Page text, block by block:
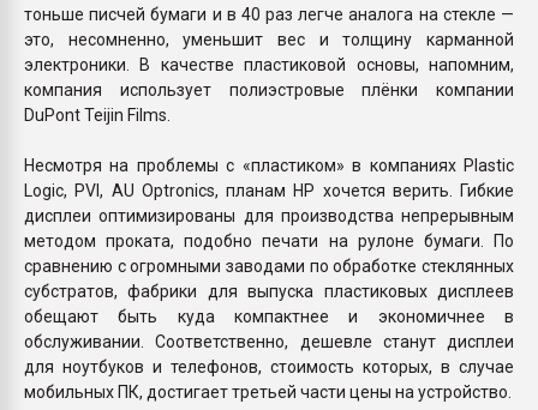
тоньше писчей бумаги и в 40 раз легче аналога на стекле —
это, несомненно, уменьшит вес и толщину карманной
электроники. В качестве пластиковой основы, напомним,
компания использует полиэстровые плёнки компании
DuPont Teijin Films.
Несмотря на проблемы с «пластиком» в компаниях Plastic
Logic, PVI, AU Optronics, планам HP хочется верить. Гибкие
дисплеи оптимизированы для производства непрерывным
методом проката, подобно печати на рулоне бумаги. По
сравнению с огромными заводами по обработке стеклянных
субстратов, фабрики для выпуска пластиковых дисплеев
обещают быть куда компактнее и экономичнее в
обслуживании. Соответственно, дешевле станут дисплеи
для ноутбуков и телефонов, стоимость которых, в случае
мобильных ПК, достигает третьей части цены на устройство.